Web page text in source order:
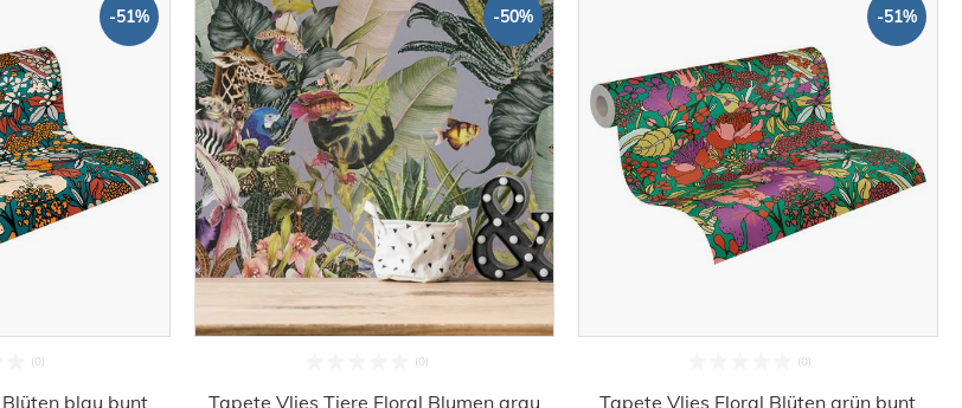
-51%
blau bunt
-50%
Tapete Vlies Tiere Floral Blumen grau
-51%
Tapete Vlies Floral Blüten grün bunt